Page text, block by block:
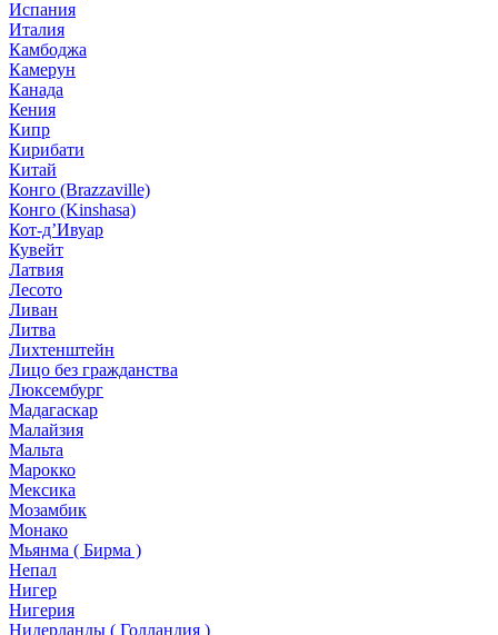
Испания
Италия
Камбоджа
Камерун
Канада
Кения
Кипр
Кирибати
Китай
Конго (Brazzaville)
Конго (Kinshasa)
Кот-д’Ивуар
Кувейт
Латвия
Лесото
Ливан
Литва
Лихтенштейн
Лицо без гражданства
Люксембург
Мадагаскар
Малайзия
Мальта
Марокко
Мексика
Мозамбик
Монако
Мьянма ( Бирма )
Непал
Нигер
Нигерия
Нидерланды ( Голландия )